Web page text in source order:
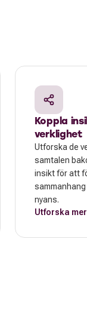
Koppla
verklighet
Utforska de
samtalen
insikt för att
nyans.
Utforska mer